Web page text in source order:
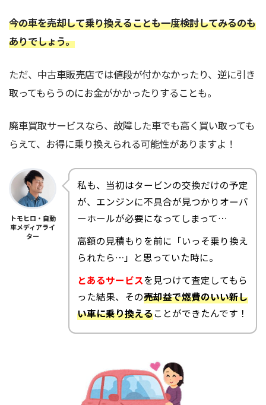
今の車を売却して乗り換えることも一度検討してみるのも
ありでしょう。
ただ、中古車販売店では値段が付かなかったり、逆に引き
取ってもらうのにお金がかかったりすることも。
廃車買取サービスなら、故障した車でも高く買い取っても
らえて、お得に乗り換えられる可能性がありますよ！
トモヒロ・自動
車メディアライ
ター
私も、当初はタービンの交換だけの予定
が、エンジンに不具合が見つかりオーバ
ーホールが必要になってしまって…
高額の見積もりを前に「いっそ乗り換え
られたら…」と思っていた時に。
とあるサービスを見つけて査定してもら
った結果、その売却益で燃費のいい新し
い車に乗り換えることができたんです！